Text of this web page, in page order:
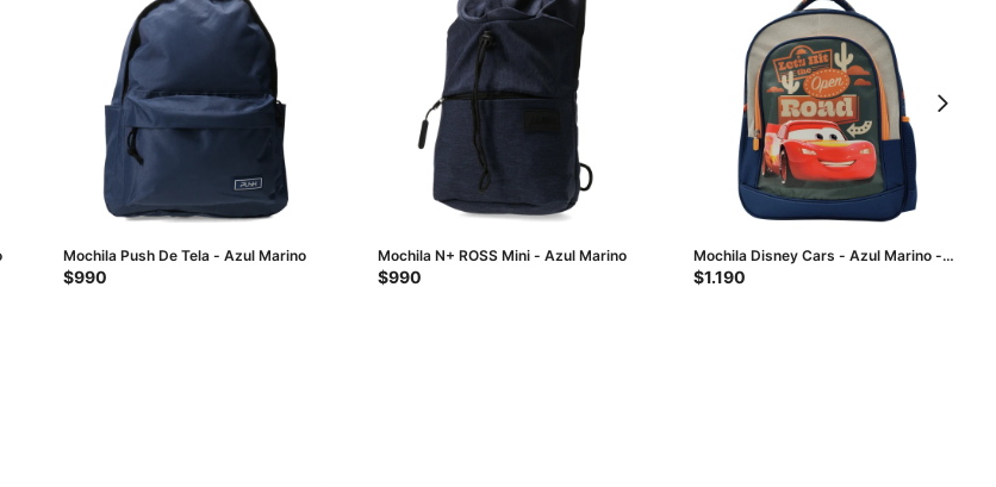
Mochila Push De Tela - Azul Marino
$990
Mochila N+ ROSS Mini - Azul Marino
$990
Mochila Disney Cars - Azul Marino -
Gris - Anaranjado
$1.190